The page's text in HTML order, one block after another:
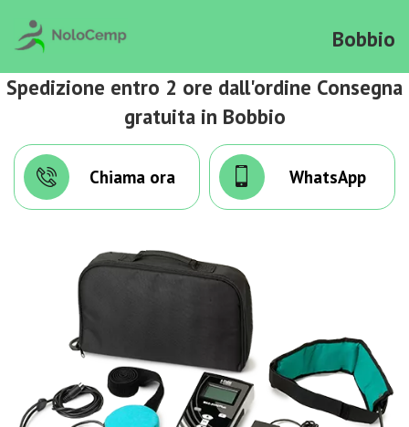
Bobbio
Spedizione entro 2 ore dall'ordine Consegna
gratuita in Bobbio
Chiama ora WhatsApp